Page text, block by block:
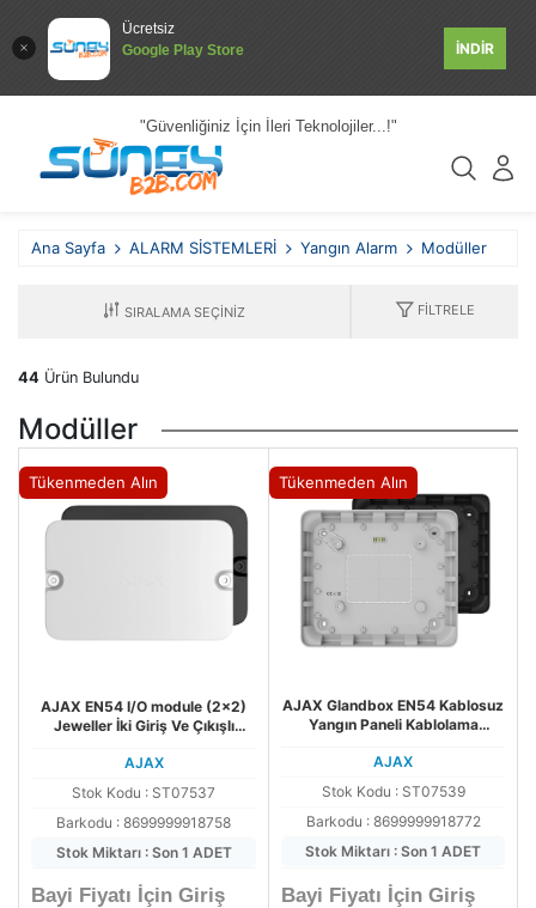
Ücretsiz
Google Play Store
İNDİR
"Güvenliğiniz İçin İleri Teknolojiler...!"
Ana Sayfa ALARM SİSTEMLERİ Yangın Alarm Modüller
FILTRELE
44 Ürün Bulundu
Modüller
Tükenmeden Alın
AJAX EN54 I/O module (2x2)
Jeweller İki Giriş Ve Çıkışlı
AJAX
Stok Kodu : ST07537
Barkodu : 8699999918758
Stok Miktarı : Son 1 ADET
Bayi Fiyatı İçin Giriş
Tükenmeden Alın
AJAX Glandbox EN54 Kablosuz
Yangın Paneli Kablolama
AJAX
Stok Kodu : ST07539
Barkodu : 8699999918772
Stok Miktarı : Son 1 ADET
Bayi Fiyatı İçin Giriş